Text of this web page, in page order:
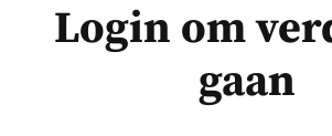
Login om
gaan